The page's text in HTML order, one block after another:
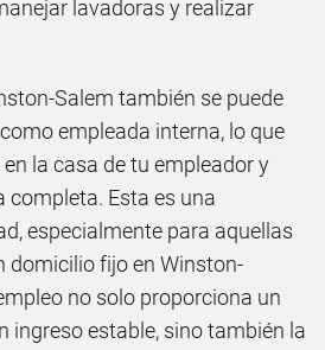
lavadoras y realizar
Salem también se puede
empleada interna, lo que
la casa de tu empleador y
Esta es una
especialmente para aquellas
domicilio fijo en Winston-
no solo proporciona un
ingreso estable, sino también la